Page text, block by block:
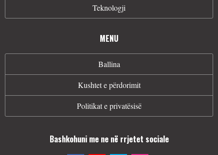
Teknologji
MENU
Ballina
Kushtet e përdorimit
Politikat e privatësisë
Bashkohuni me ne në rrjetet sociale